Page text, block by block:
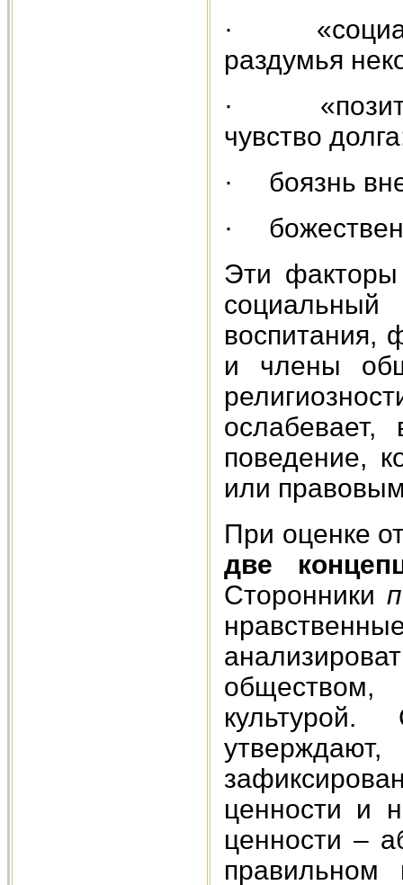
·
раздумья
·
чувство
· боязнь
·
Эти факторы
воспитания,
и члены
поведение,
или
При оценке
две
Сторонники
обществом,
культурой.
ценности и
ценности –